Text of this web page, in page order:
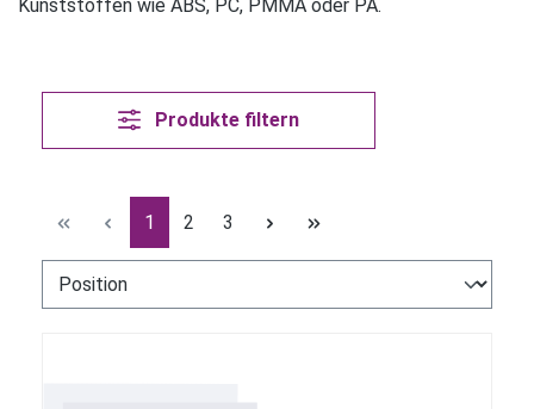
Kunststoffen wie ABS, PC, PMMA oder PA.
Produkte filtern
Seite
1 Seite
2 Seite
3